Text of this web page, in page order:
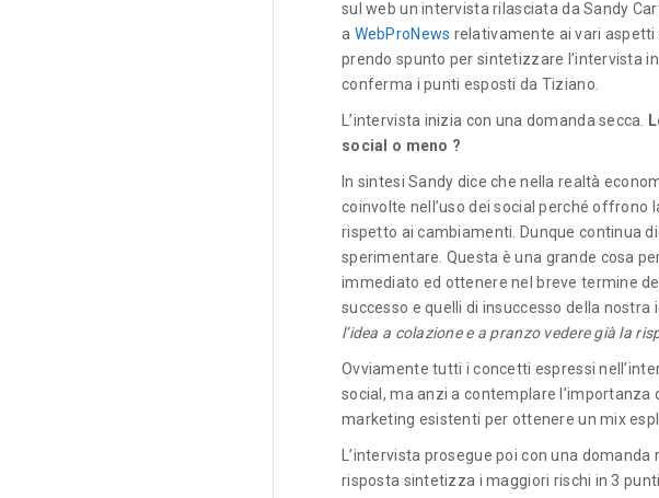
sul web un intervista rilasciata da Sandy
a WebProNews relativamente ai vari
prendo spunto per sintetizzare l’intervista
conferma i punti esposti da Tiziano.
L’intervista inizia con una domanda secca.
social o meno ?
In sintesi Sandy dice che nella realtà
coinvolte nell’uso dei social perché offrono
rispetto ai cambiamenti. Dunque continua
sperimentare. Questa è una grande cosa
immediato ed ottenere nel breve termine
successo e quelli di insuccesso della nostra
l’idea a colazione e a pranzo vedere già la
Ovviamente tutti i concetti espressi
social, ma anzi a contemplare
marketing esistenti per ottenere un mix
L’intervista prosegue poi con una
risposta sintetizza i maggiori rischi in 3